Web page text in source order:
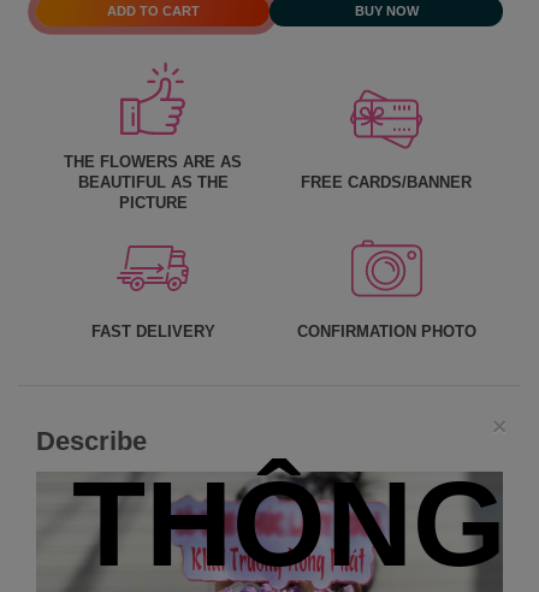
ADD TO CART BUY NOW
THE FLOWERS ARE AS
BEAUTIFUL AS THE
PICTURE
FREE CARDS/BANNER
FAST DELIVERY CONFIRMATION PHOTO
Describe ×
THÔNG